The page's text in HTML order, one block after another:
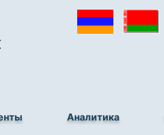
Аналитика